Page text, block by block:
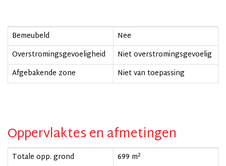
Bemeubeld
Nee
Overstromingsgevoeligheid
Niet overstromingsgevoelig
Afgebakende zone
Niet van toepassing
Oppervlaktes en afmetingen
Totale opp. grond 699 m2